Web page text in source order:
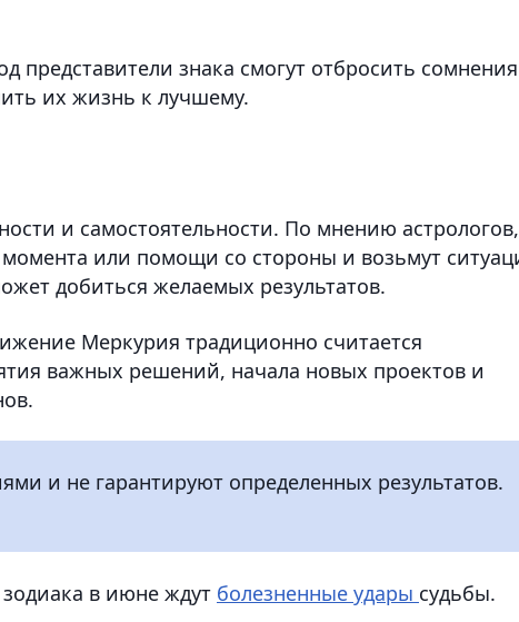
представители знака смогут отбросить
их жизнь к лучшему.
и самостоятельности. По мнению астрологов,
или помощи со стороны и возьмут
добиться желаемых результатов.
Меркурия традиционно считается
важных решений, начала новых проектов и
и не гарантируют определенных результатов.
в июне ждут болезненные удары судьбы.